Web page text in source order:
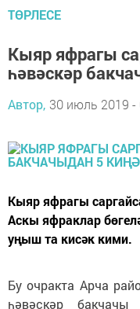
ТӨРЛЕСЕ
Кыяр яфрагы
һәвәскәр
Автор, 30 июль 2019 -
Кыяр яфрагы
Аскы яфраклар
уңыш та кисәк кими.
Бу очракта Арча
һәвәскәр